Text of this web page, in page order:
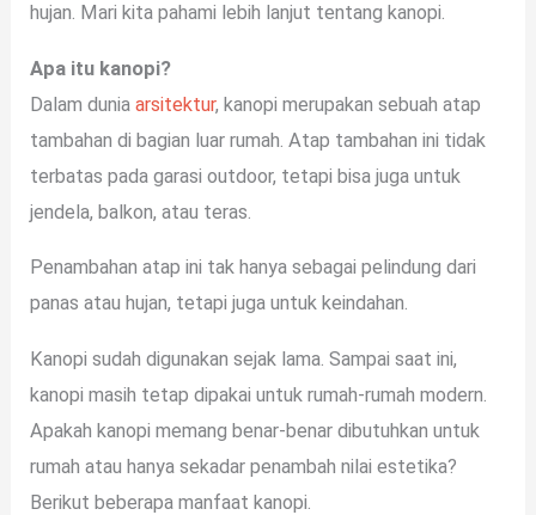
hujan. Mari kita pahami lebih lanjut tentang kanopi.
Apa itu kanopi?
Dalam duniaarsitektur, kanopi merupakan sebuah atap
tambahan di bagian luar rumah. Atap tambahan ini tidak
terbatas pada garasi outdoor, tetapi bisa juga untuk
jendela, balkon, atau teras.
Penambahan atap ini tak hanya sebagai pelindung dari
panas atau hujan, tetapi juga untuk keindahan.
Kanopi sudah digunakan sejak lama. Sampai saat ini,
kanopi masih tetap dipakai untuk rumah-rumah modern.
Apakah kanopi memang benar-benar dibutuhkan untuk
rumah atau hanya sekadar penambah nilai estetika?
Berikut beberapa manfaat kanopi.